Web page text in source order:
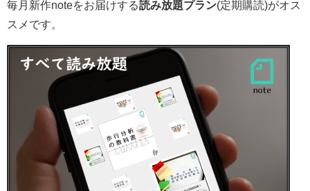
毎月新作noteをお届けする読み放題プラン(定期購読)がオス
スメです。